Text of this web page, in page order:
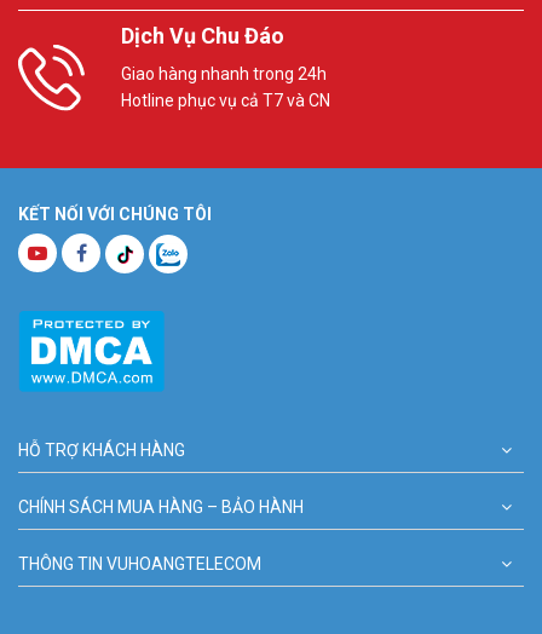
Dịch Vụ Chu Đáo
Giao hàng nhanh trong 24h
Hotline phục vụ cả T7 và CN
KẾT NỐI VỚI CHÚNG TÔI
HỖ TRỢ KHÁCH HÀNG
CHÍNH SÁCH MUA HÀNG – BẢO HÀNH
THÔNG TIN VUHOANGTELECOM